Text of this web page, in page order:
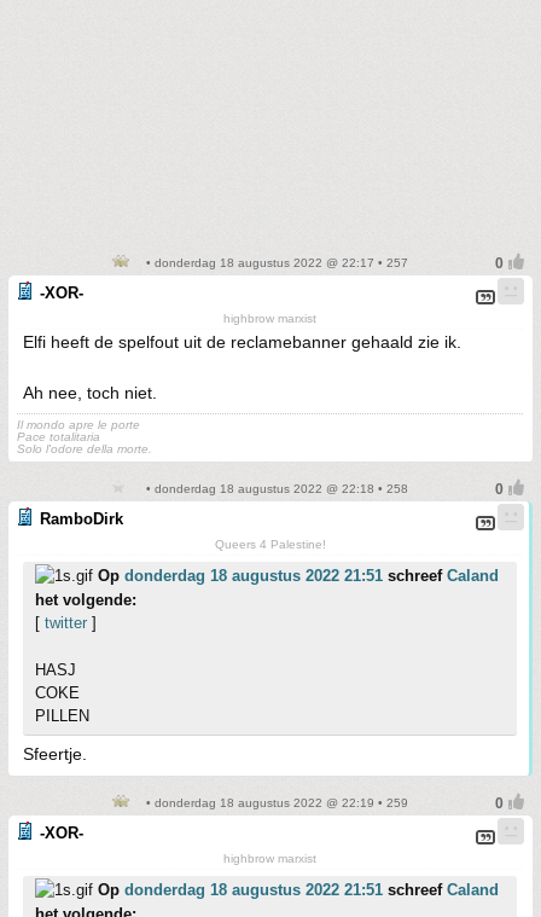
• donderdag 18 augustus 2022 @ 22:17 • 257
-XOR-
highbrow marxist
Elfi heeft de spelfout uit de reclamebanner gehaald zie ik.
Ah nee, toch niet.
Il mondo apre le porte
Pace totalitaria
Solo l'odore della morte.
• donderdag 18 augustus 2022 @ 22:18 • 258
RamboDirk
Queers 4 Palestine!
Op donderdag 18 augustus 2022 21:51 schreef Caland
het volgende:
[ twitter ]
HASJ
COKE
PILLEN
Sfeertje.
• donderdag 18 augustus 2022 @ 22:19 • 259
-XOR-
highbrow marxist
Op donderdag 18 augustus 2022 21:51 schreef Caland